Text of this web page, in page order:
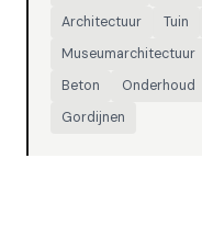
Architectuur
Tuin
Museumarchitectuur
Beton
Onderhoud
Gordijnen